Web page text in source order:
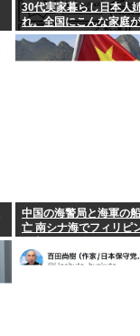
30代実家暮らし日本人
れ。全国にこんな家庭
る。
中国の海警局と海軍の
亡 南シナ海でフィリピ